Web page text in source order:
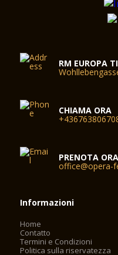
RM EUROPA
CHIAMA ORA
PRENOTA ORA
office@opera-
Informazioni
Home
Contatto
Termini e Condizioni
Politica sulla riservatezza